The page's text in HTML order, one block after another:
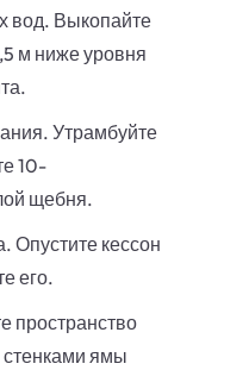
вод. Выкопайте
м ниже уровня
Утрамбуйте
10-
щебня.
Опустите кессон
его.
пространство
ямы